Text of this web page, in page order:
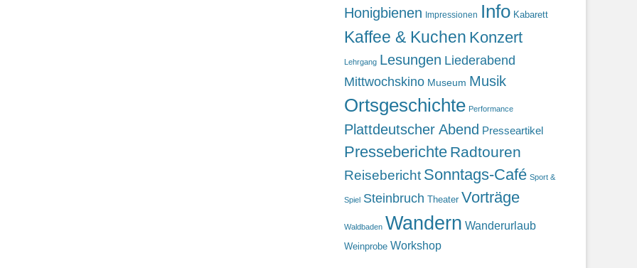
Honigbienen Impressionen Info Kabarett
Kaffee & Kuchen Konzert
Lehrgang Lesungen Liederabend
Mittwochskino Museum Musik
Ortsgeschichte Performance
Plattdeutscher Abend Presseartikel
Presseberichte Radtouren
Reisebericht Sonntags-Café Sport &
Spiel Steinbruch Theater Vorträge
Waldbaden Wandern Wanderurlaub
Weinprobe Workshop